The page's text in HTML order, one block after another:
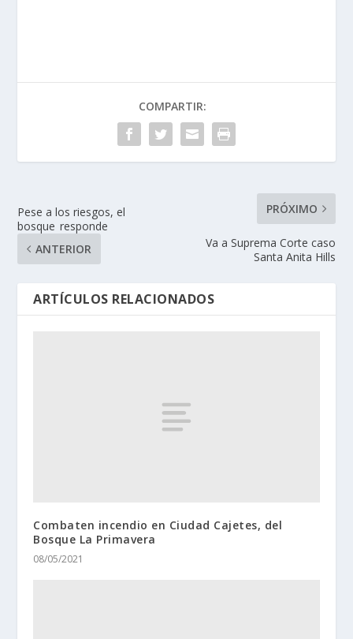
COMPARTIR:
Pese a los riesgos, el
bosque responde
ANTERIOR
PRÓXIMO
Va a Suprema Corte caso
Santa Anita Hills
ARTÍCULOS RELACIONADOS
Combaten incendio en Ciudad Cajetes, del
Bosque La Primavera
08/05/2021